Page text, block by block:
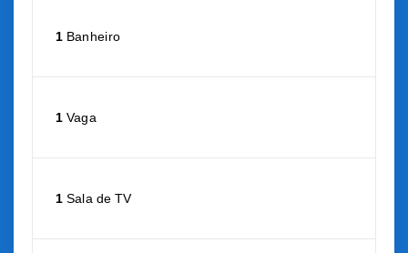
1 Banheiro
1 Vaga
1 Sala de TV